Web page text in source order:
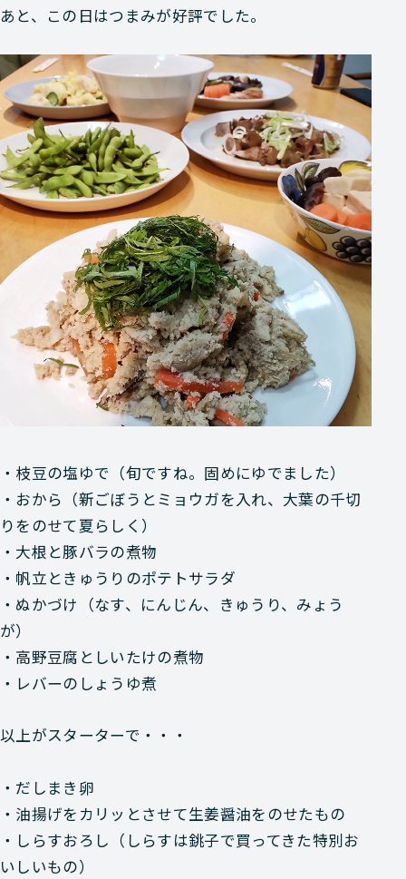
あと、この日はつまみが好評でした。
・枝豆の塩ゆで（旬ですね。固めにゆでました）
・おから（新ごぼうとミョウガを入れ、大葉の千切
りをのせて夏らしく）
・大根と豚バラの煮物
・帆立ときゅうりのポテトサラダ
・ぬかづけ（なす、にんじん、きゅうり、みょう
が）
・高野豆腐としいたけの煮物
・レバーのしょうゆ煮
以上がスターターで・・・
・だしまき卵
・油揚げをカリッとさせて生姜醤油をのせたもの
・しらすおろし（しらすは銚子で買ってきた特別お
いしいもの）